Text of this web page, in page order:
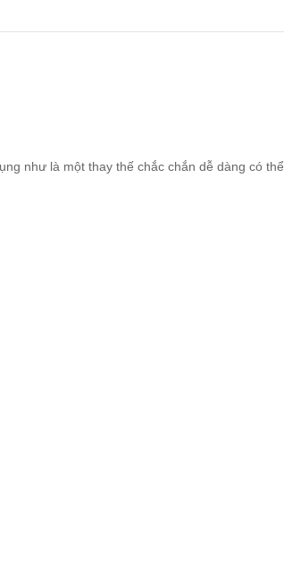
như là một thay thế chắc chắn dễ dàng có thể